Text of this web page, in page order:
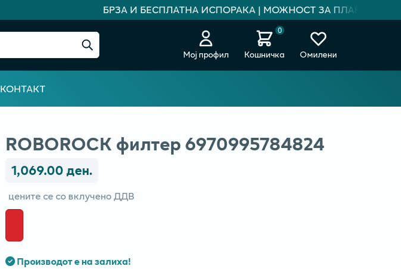
БРЗА И БЕСПЛАТНА ИСПОРАКА | МОЖНОСТ ЗА ПЛАЌАЊЕ НА
Мој профил
0
Кошничка Омилени
КОНТАКТ
ROBOROCK филтер 6970995784824
1,069.00 ден.
цените се со вклучено ДДВ
Производот е на залиха!